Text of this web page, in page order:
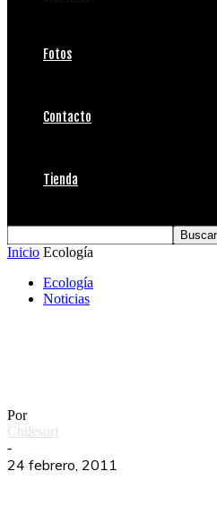
Fotos
Contacto
Tienda
Inicio Ecología
Ecología
Noticias
Por
Chilesurf
-
24 febrero, 2011